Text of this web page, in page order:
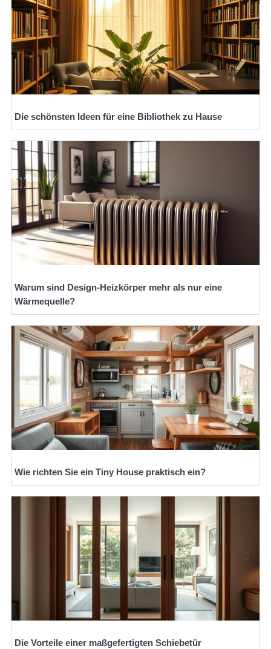
Die schönsten Ideen für eine Bibliothek zu Hause
Warum sind Design-Heizkörper mehr als nur eine
Wärmequelle?
Wie richten Sie ein Tiny House praktisch ein?
Die Vorteile einer maßgefertigten Schiebetür